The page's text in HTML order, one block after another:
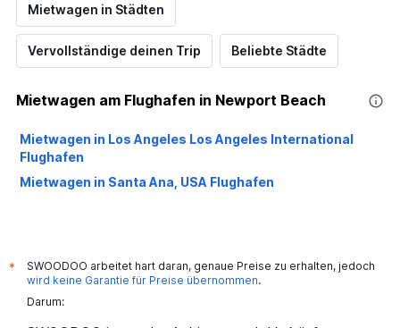
Mietwagen in Städten
Vervollständige deinen Trip Beliebte Städte
Mietwagen am Flughafen in Newport Beach
Mietwagen in Los Angeles Los Angeles International
Flughafen
Mietwagen in Santa Ana, USA Flughafen
*
SWOODOO arbeitet hart daran, genaue Preise zu erhalten, jedoch
wird keine Garantie für Preise übernommen.
Darum: